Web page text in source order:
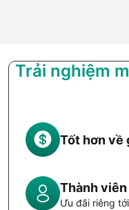
Trải nghiệm
Tốt hơn về
Thành viên
Ưu đãi riêng